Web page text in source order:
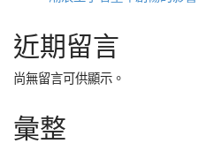
近期留言
尚無留言可供顯示。
彙整